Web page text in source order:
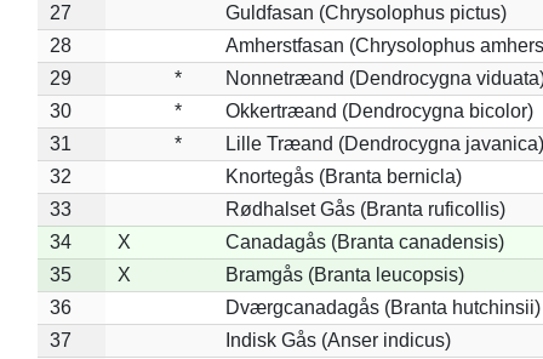
27
Guldfasan (Chrysolophus pictus)
28
Amherstfasan (Chrysolophus
29
*
Nonnetræand (Dendrocygna
30
*
Okkertræand (Dendrocygna bicolor)
31
*
Lille Træand (Dendrocygna javanica)
32
Knortegås (Branta bernicla)
33
Rødhalset Gås (Branta ruficollis)
34
X
Canadagås (Branta canadensis)
35
X
Bramgås (Branta leucopsis)
36
Dværgcanadagås (Branta hutchinsii)
37
Indisk Gås (Anser indicus)